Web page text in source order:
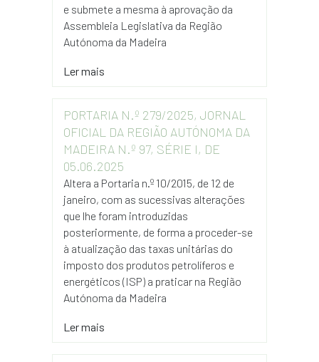
e submete a mesma à aprovação da
Assembleia Legislativa da Região
Autónoma da Madeira
Ler mais
PORTARIA N.º 279/2025, JORNAL
OFICIAL DA REGIÃO AUTÓNOMA DA
MADEIRA N.º 97, SÉRIE I, DE
05.06.2025
Altera a Portaria n.º 10/2015, de 12 de
janeiro, com as sucessivas alterações
que lhe foram introduzidas
posteriormente, de forma a proceder-se
à atualização das taxas unitárias do
imposto dos produtos petrolíferos e
energéticos (ISP) a praticar na Região
Autónoma da Madeira
Ler mais